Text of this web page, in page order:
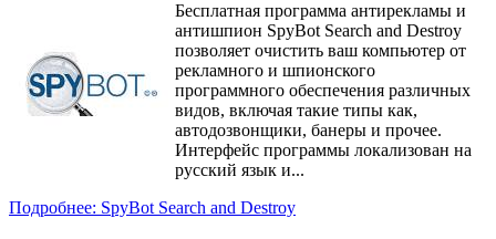
Бесплатная программа антирекламы и
антишпион SpyBot Search and Destroy
позволяет очистить ваш компьютер от
рекламного и шпионского
программного обеспечения различных
видов, включая такие типы как,
автодозвонщики, банеры и прочее.
Интерфейс программы локализован на
русский язык и...
Подробнее: SpyBot Search and Destroy